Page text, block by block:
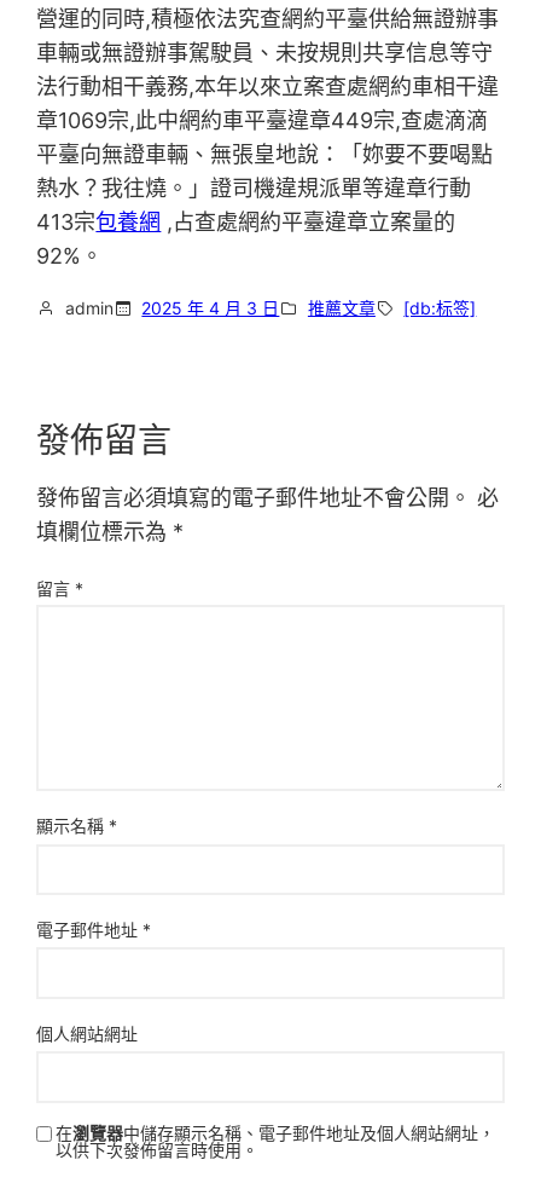
營運的同時,積極依法究查網約平臺供給無證辦事
車輛或無證辦事駕駛員、未按規則共享信息等守
法行動相干義務,本年以來立案查處網約車相干違
章1069宗,此中網約車平臺違章449宗,查處滴滴
平臺向無證車輛、無張皇地說：「妳要不要喝點
熱水？我往燒。」證司機違規派單等違章行動
413宗包養網 ,占查處網約平臺違章立案量的
92%。
admin 2025 年 4 月 3 日 推薦文章 [db:标签]
發佈留言
發佈留言必須填寫的電子郵件地址不會公開。 必
填欄位標示為 *
留言 *
顯示名稱 *
電子郵件地址 *
個人網站網址
在瀏覽器中儲存顯示名稱、電子郵件地址及個人網站網址，
以供下次發佈留言時使用。